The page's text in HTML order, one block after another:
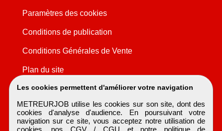
Les cookies permettent d'améliorer votre navigation
METREURJOB utilise les cookies sur son site, dont des
cookies d'analyse d'audience. En poursuivant votre
navigation sur ce site, vous acceptez notre utilisation de
cookies, nos CGV / CGU et notre politique de
Paramètres des cookies
Conditions de publication
Conditions Générales de Vente
Plan du site